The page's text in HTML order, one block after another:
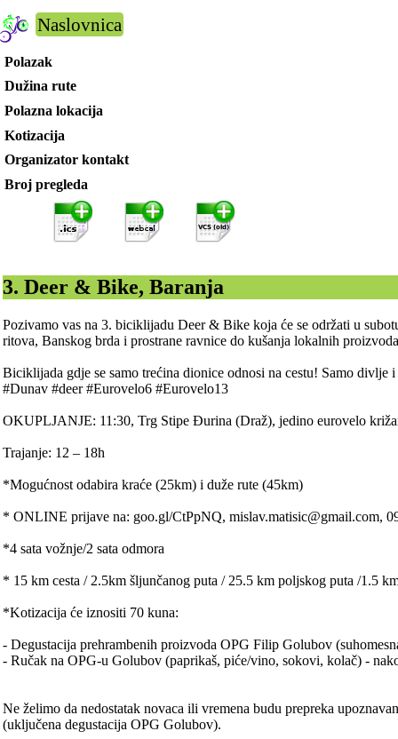
Naslovnica
Polazak
Dužina rute
Polazna lokacija
Kotizacija
Organizator kontakt
Broj pregleda
3. Deer & Bike, Baranja
Pozivamo vas na 3. biciklijadu Deer & Bike koja će se održati u
ritova, Banskog brda i prostrane ravnice do kušanja lokalnih
Biciklijada gdje se samo trećina dionice odnosi na cestu! Samo divlje
#Dunav #deer #Eurovelo6 #Eurovelo13
OKUPLJANJE: 11:30, Trg Stipe Đurina (Draž), jedino eurovelo
Trajanje: 12 – 18h
*Mogućnost odabira kraće (25km) i duže rute (45km)
* ONLINE prijave na: goo.gl/CtPpNQ, mislav.matisic@gmail.com,
*4 sata vožnje/2 sata odmora
* 15 km cesta / 2.5km šljunčanog puta / 25.5 km poljskog puta /1.5
*Kotizacija će iznositi 70 kuna:
- Degustacija prehrambenih proizvoda OPG Filip Golubov
- Ručak na OPG-u Golubov (paprikaš, piće/vino, sokovi, kolač) -
Ne želimo da nedostatak novaca ili vremena budu prepreka
(uključena degustacija OPG Golubov).